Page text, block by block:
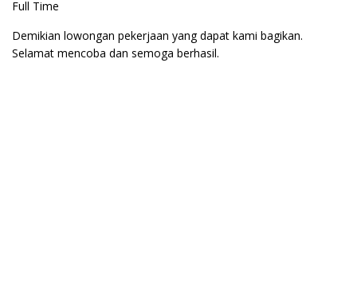
Full Time
Demikian lowongan pekerjaan yang dapat kami bagikan.
Selamat mencoba dan semoga berhasil.